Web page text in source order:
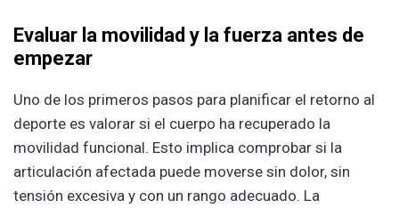
Evaluar la movilidad y la fuerza antes de
empezar
Uno de los primeros pasos para planificar el retorno al
deporte es valorar si el cuerpo ha recuperado la
movilidad funcional. Esto implica comprobar si la
articulación afectada puede moverse sin dolor, sin
tensión excesiva y con un rango adecuado. La